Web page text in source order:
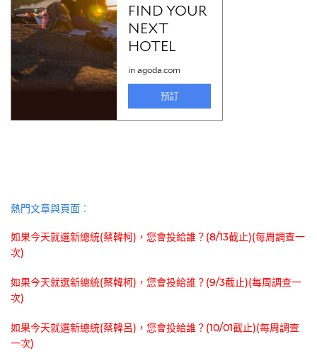
熱門文章與頁面︰
如果今天就選新總統(蔡韓柯)，您會投給誰？(8/13截止)(每周調查一
次)
如果今天就選新總統(蔡韓柯)，您會投給誰？(9/3截止)(每周調查一
次)
如果今天就選新總統(蔡韓呂)，您會投給誰？(10/01截止)(每周調查
一次)